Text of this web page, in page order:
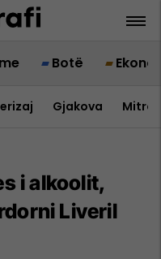
Botë
Gjakova
i alkoolit,
Liveril